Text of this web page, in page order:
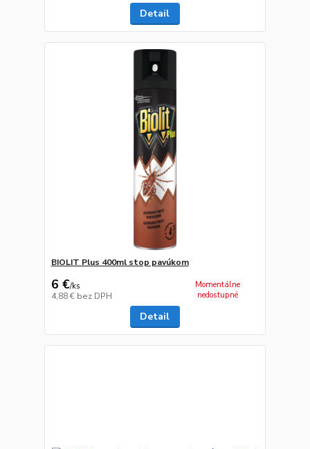
Detail
BIOLIT Plus 400ml stop pavúkom
6 €/ks
4,88 € bez DPH
Momentálne
nedostupné
Detail